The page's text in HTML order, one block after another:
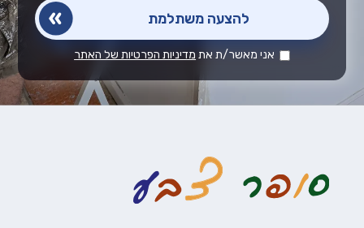
אני מאשר/ת את מדיניות הפרטיות של האתר